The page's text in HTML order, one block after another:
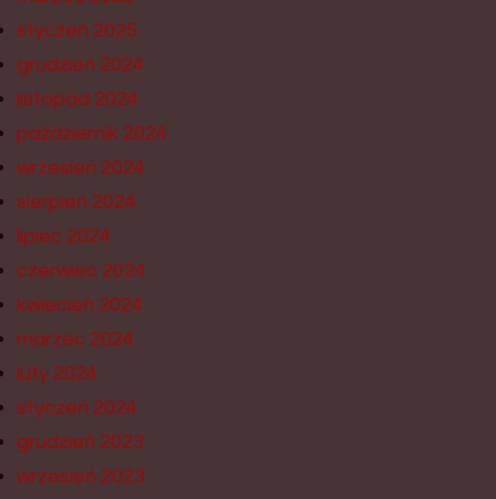
styczeń 2025
grudzień 2024
listopad 2024
październik 2024
wrzesień 2024
sierpień 2024
lipiec 2024
czerwiec 2024
kwiecień 2024
marzec 2024
luty 2024
styczeń 2024
grudzień 2023
wrzesień 2023